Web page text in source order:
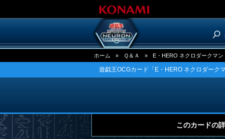
ホーム » Ｑ＆Ａ » E・HERO ネクロダークマン
遊戯王OCGカード「E・HERO ネクロダーク
このカードの